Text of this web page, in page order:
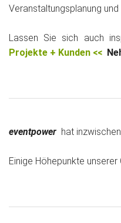
Das war 2013
Das war 2012
Das war 2010
Projekte + Kunden
Veranstaltungsplanung und
Lassen Sie sich auch
Projekte + Kunden <<
eventpower hat
Einige Höhepunkte